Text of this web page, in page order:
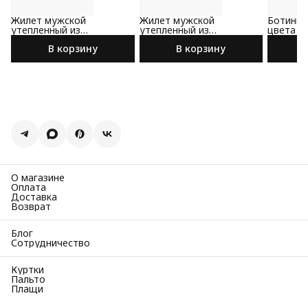
Жилет мужской
утепленный из
премиальной 100%
В корзину
Жилет мужской
утепленный из
премиальной 100%
В корзину
цвета
О магазине
Оплата
Доставка
Возврат
Блог
Сотрудничество
Куртки
Пальто
Плащи